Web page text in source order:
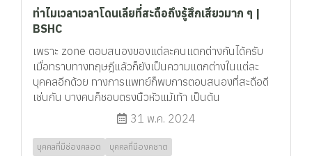
ทำไมเวลาเวลาโดนเลียที่สะดือถึงรู้สึกเสียวมาก ๆ |
BSHC
เพราะ zone ตอบสนองของแต่ละคนแตกต่างกันได้ครับ
เมื่อทราบทางทฤษฎีแล้วก็ยังเป็นความแตกต่างในแต่ละ
บุคคลอีกด้วย ทางการแพทย์ก็พบการตอบสนองที่สะดือดี
เช่นกัน บางคนก็ชอบตรงนิ้วหัวแม้เท้า เป็นต้น
31 พ.ค. 2024
บุคคลที่มีช่องคลอด บุคคลที่มีองคชาต